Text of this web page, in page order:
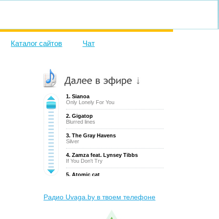
Каталог сайтов Чат
1. Sianoa
Only Lonely For You
2. Gigatop
Blurred lines
3. The Gray Havens
Silver
4. Zamza feat. Lynsey Tibbs
If You Don't Try
5. Atomic cat
6. Emerald Park
Hamburg
Радио Uvaga.by в твоем телефоне